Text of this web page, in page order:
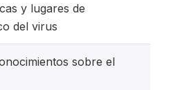
y lugares de
del virus
sobre el